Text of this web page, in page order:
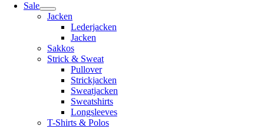
Sale
Jacken
Lederjacken
Jacken
Sakkos
Strick & Sweat
Pullover
Strickjacken
Sweatjacken
Sweatshirts
Longsleeves
T-Shirts & Polos